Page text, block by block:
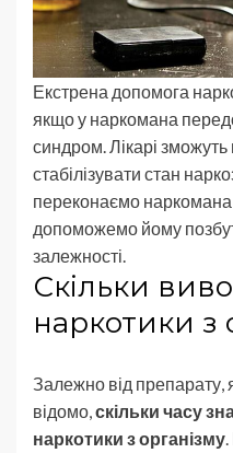
Екстрена допомога
якщо у наркомана
синдром. Лікарі зможуть
стабілізувати стан
переконаємо наркомана
допоможемо йому
залежності.
Скільки
наркотики з
Залежно від
відомо,скільки часу
наркотики з організму.